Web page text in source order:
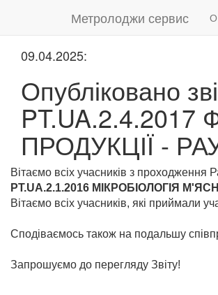
Метролоджи сервис О
09.04.2025:
Опубліковано
ПРОДУКЦІЇ​ -
Вітаємо всіх учасників з проходження
PT.UA.2.1.2016 МІКРОБІОЛОГІЯ
Вітаємо всіх учасників, які приймали
Сподіваємось також на подальшу
Запрошуємо до перегляду Звіту!